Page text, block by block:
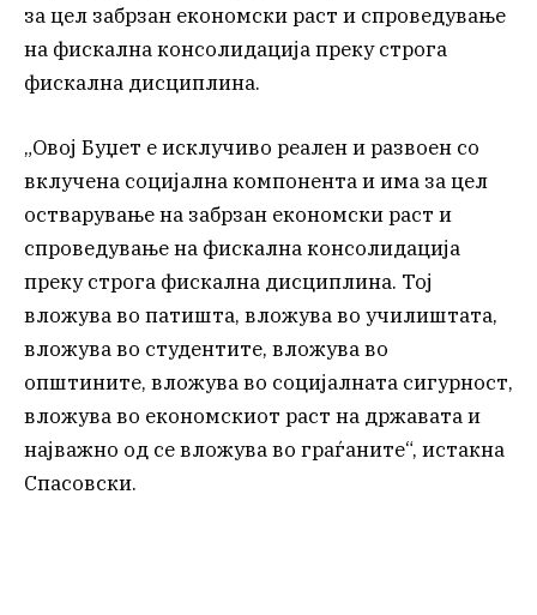
за цел забрзан економски раст и спроведување
на фискална консолидација преку строга
фискална дисциплина.
„Овој Буџет е исклучиво реален и развоен со
вклучена социјална компонента и има за цел
остварување на забрзан економски раст и
спроведување на фискална консолидација
преку строга фискална дисциплина. Тој
вложува во патишта, вложува во училиштата,
вложува во студентите, вложува во
општините, вложува во социјалната сигурност,
вложува во економскиот раст на државата и
најважно од се вложува во граѓаните“, истакна
Спасовски.